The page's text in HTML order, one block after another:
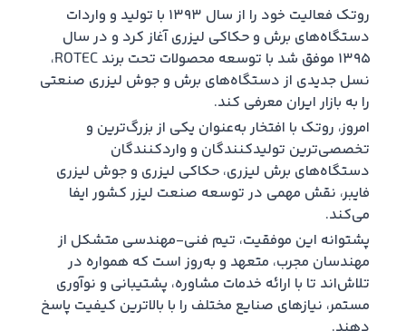
روتک فعالیت خود را از سال ۱۳۹۳ با تولید و واردات
دستگاه‌های برش و حکاکی لیزری آغاز کرد و در سال
۱۳۹۵ موفق شد با توسعه محصولات تحت برند ROTEC،
نسل جدیدی از دستگاه‌های برش و جوش لیزری صنعتی
را به بازار ایران معرفی کند.
امروز، روتک با افتخار به‌عنوان یکی از بزرگ‌ترین و
تخصصی‌ترین تولیدکنندگان و واردکنندگان
دستگاه‌های برش لیزری، حکاکی لیزری و جوش لیزری
فایبر، نقش مهمی در توسعه صنعت لیزر کشور ایفا
می‌کند.
پشتوانه این موفقیت، تیم فنی-مهندسی متشکل از
مهندسان مجرب، متعهد و به‌روز است که همواره در
تلاش‌اند تا با ارائه خدمات مشاوره، پشتیبانی و نوآوری
مستمر، نیازهای صنایع مختلف را با بالاترین کیفیت پاسخ